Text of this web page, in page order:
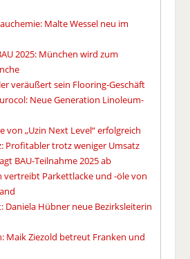
Malte Wessel neu im
2025: München wird zum
veräußert sein Flooring-Geschäft
Neue Generation Linoleum-
von „Uzin Next Level“ erfolgreich
Profitabler trotz weniger Umsatz
BAU-Teilnahme 2025 ab
vertreibt Parkettlacke und -öle von
Daniela Hübner neue Bezirksleiterin
Maik Ziezold betreut Franken und